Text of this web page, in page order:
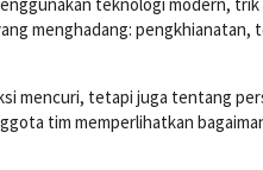
menghadang: pengkhianatan,
mencuri, tetapi juga tentang
tim memperlihatkan